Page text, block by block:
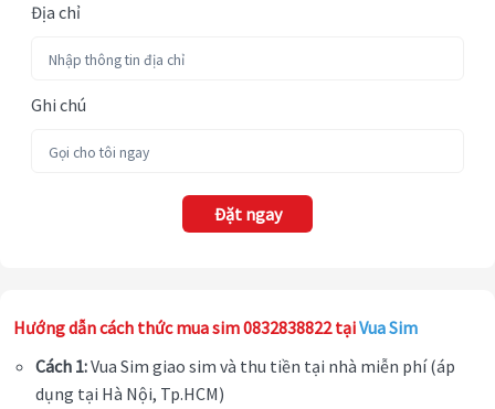
Địa chỉ
Ghi chú
Đặt ngay
Hướng dẫn cách thức mua sim 0832838822 tạiVua Sim
Cách 1:Vua Sim giao sim và thu tiền tại nhà miễn phí (áp
dụng tại Hà Nội, Tp.HCM)